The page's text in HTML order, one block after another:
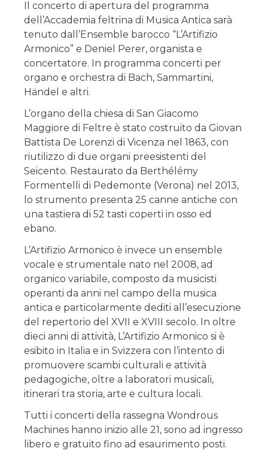
Il concerto di apertura del programma
dell’Accademia feltrina di Musica Antica sarà
tenuto dall’Ensemble barocco “L’Artifizio
Armonico” e Deniel Perer, organista e
concertatore. In programma concerti per
organo e orchestra di Bach, Sammartini,
Händel e altri.
L’organo della chiesa di San Giacomo
Maggiore di Feltre è stato costruito da Giovan
Battista De Lorenzi di Vicenza nel 1863, con
riutilizzo di due organi preesistenti del
Seicento. Restaurato da Berthélémy
Formentelli di Pedemonte (Verona) nel 2013,
lo strumento presenta 25 canne antiche con
una tastiera di 52 tasti coperti in osso ed
ebano.
L’Artifizio Armonico è invece un ensemble
vocale e strumentale nato nel 2008, ad
organico variabile, composto da musicisti
operanti da anni nel campo della musica
antica e particolarmente dediti all’esecuzione
del repertorio del XVII e XVIII secolo. In oltre
dieci anni di attività, L’Artifizio Armonico si è
esibito in Italia e in Svizzera con l’intento di
promuovere scambi culturali e attività
pedagogiche, oltre a laboratori musicali,
itinerari tra storia, arte e cultura locali.
Tutti i concerti della rassegna Wondrous
Machines hanno inizio alle 21, sono ad ingresso
libero e gratuito fino ad esaurimento posti.